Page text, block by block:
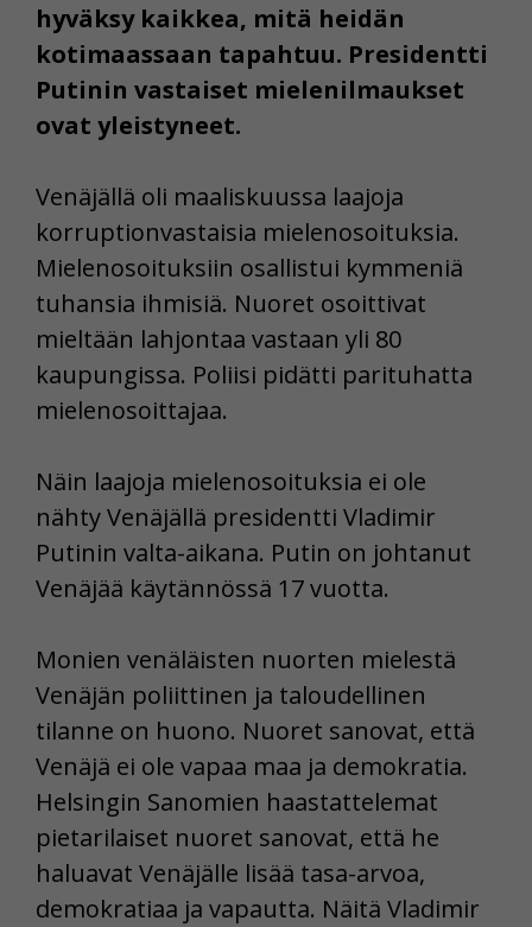
hyväksy kaikkea, mitä heidän
kotimaassaan tapahtuu. Presidentti
Putinin vastaiset mielenilmaukset
ovat yleistyneet.
Venäjällä oli maaliskuussa laajoja
korruptionvastaisia mielenosoituksia.
Mielenosoituksiin osallistui kymmeniä
tuhansia ihmisiä. Nuoret osoittivat
mieltään lahjontaa vastaan yli 80
kaupungissa. Poliisi pidätti parituhatta
mielenosoittajaa.
Näin laajoja mielenosoituksia ei ole
nähty Venäjällä presidentti Vladimir
Putinin valta-aikana. Putin on johtanut
Venäjää käytännössä 17 vuotta.
Monien venäläisten nuorten mielestä
Venäjän poliittinen ja taloudellinen
tilanne on huono. Nuoret sanovat, että
Venäjä ei ole vapaa maa ja demokratia.
Helsingin Sanomien haastattelemat
pietarilaiset nuoret sanovat, että he
haluavat Venäjälle lisää tasa-arvoa,
demokratiaa ja vapautta. Näitä Vladimir